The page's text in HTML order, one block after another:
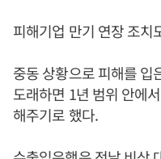
피해기업 만기 연장 조치
중동 상황으로 피해를 입
도래하면 1년 범위 안에
해주기로 했다.